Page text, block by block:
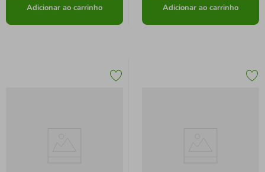
Adicionar ao carrinho Adicionar ao carrinho